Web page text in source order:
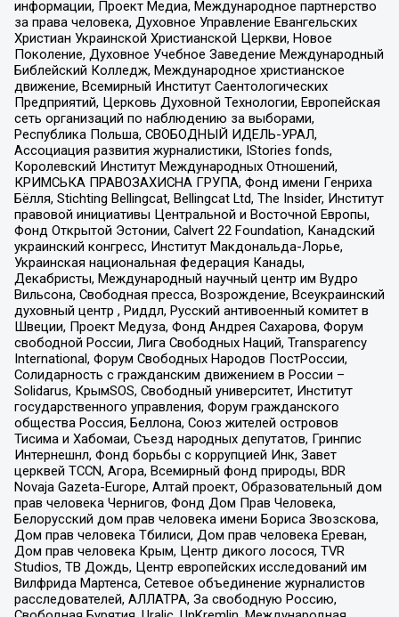
информации, Проект Медиа, Международное партнерство
за права человека, Духовное Управление Евангельских
Христиан Украинской Христианской Церкви, Новое
Поколение, Духовное Учебное Заведение Международный
Библейский Колледж, Международное христианское
движение, Всемирный Институт Саентологических
Предприятий, Церковь Духовной Технологии, Европейская
сеть организаций по наблюдению за выборами,
Республика Польша, СВОБОДНЫЙ ИДЕЛЬ-УРАЛ,
Ассоциация развития журналистики, IStories fonds,
Королевский Институт Международных Отношений,
КРИМСЬКА ПРАВОЗАХИСНА ГРУПА, Фонд имени Генриха
Бёлля, Stichting Bellingcat, Bellingcat Ltd, The Insider, Институт
правовой инициативы Центральной и Восточной Европы,
Фонд Открытой Эстонии, Calvert 22 Foundation, Канадский
украинский конгресс, Институт Макдональда-Лорье,
Украинская национальная федерация Канады,
Декабристы, Международный научный центр им Вудро
Вильсона, Свободная пресса, Возрождение, Всеукраинский
духовный центр , Риддл, Русский антивоенный комитет в
Швеции, Проект Медуза, Фонд Андрея Сахарова, Форум
свободной России, Лига Свободных Наций, Transparеncy
International, Форум Свободных Народов ПостРоссии,
Солидарность с гражданским движением в России –
Solidarus, КрымSOS, Свободный университет, Институт
государственного управления, Форум гражданского
общества Россия, Беллона, Союз жителей островов
Тисима и Хабомаи, Съезд народных депутатов, Гринпис
Интернешнл, Фонд борьбы с коррупцией Инк, Завет
церквей TCCN, Агора, Всемирный фонд природы, BDR
Novaja Gazeta-Europe, Алтай проект, Образовательный дом
прав человека Чернигов, Фонд Дом Прав Человека,
Белорусский дом прав человека имени Бориса Звозскова,
Дом прав человека Тбилиси, Дом прав человека Ереван,
Дом прав человека Крым, Центр дикого лосося, TVR
Studios, ТВ Дождь, Центр европейских исследований им
Вилфрида Мартенса, Сетевое объединение журналистов
расследователей, АЛЛАТРА, За свободную Россию,